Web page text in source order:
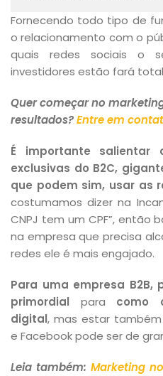
Fornecendo todo tipo de
o relacionamento com o
quais redes sociais o
investidores estão fará
Quer começar no
resultados?Entre em
É importante
exclusivas do B2C,
que podem sim, usar as
costumamos dizer na
CNPJ tem um CPF”, então
na empresa que precisa
redes ele é mais engajado.
Para uma empresa B2B,
primordial para como
digital, mas estar
e Facebook pode ser de
Leia também: Marketing